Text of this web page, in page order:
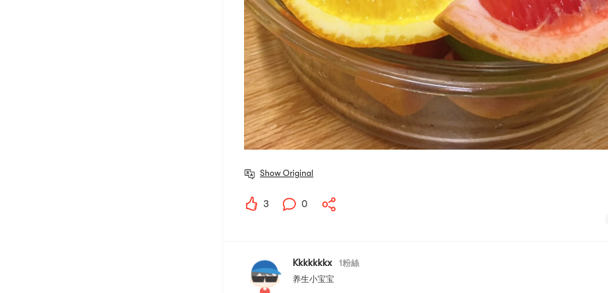
Show Original
3 0
Kkkkkkkx 1粉絲
养生小宝宝